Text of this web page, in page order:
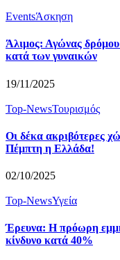
EventsΆσκηση
Άλιμος: Αγώνας δρόμου
κατά των γυναικών
19/11/2025
Top-NewsΤουρισμός
Οι δέκα ακριβότερες
Πέμπτη η Ελλάδα!
02/10/2025
Top-NewsΥγεία
Έρευνα: Η πρόωρη
κίνδυνο κατά 40%